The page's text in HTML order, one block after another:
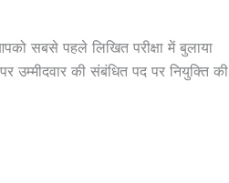
सबसे पहले लिखित परीक्षा में बुलाया
की संबंधित पद पर नियुक्ति की